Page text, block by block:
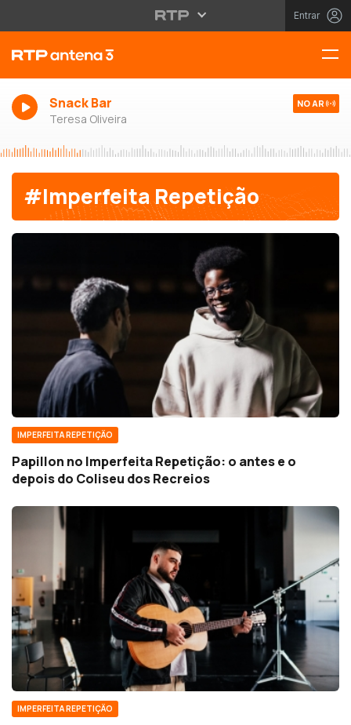
Entrar
Snack Bar
Teresa Oliveira
NO AR
#Imperfeita Repetição
IMPERFEITA REPETIÇÃO
Papillon no Imperfeita Repetição: o antes e o
depois do Coliseu dos Recreios
IMPERFEITA REPETIÇÃO